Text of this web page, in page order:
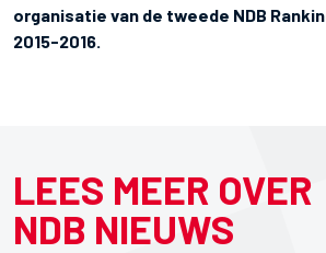
organisatie van de tweede NDB
2015-2016.
LEES MEER OVER
NDB NIEUWS